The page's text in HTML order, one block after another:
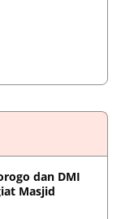
dan DMI
Masjid